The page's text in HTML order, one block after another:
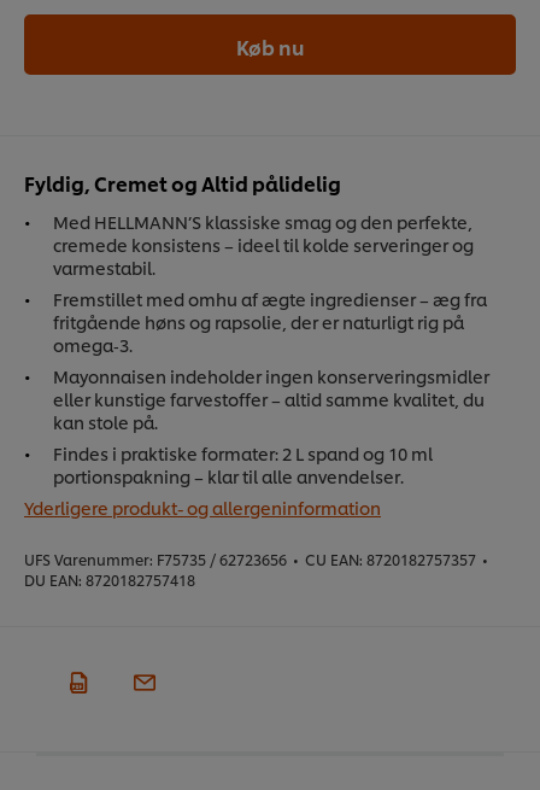
Fyldig, Cremet og Altid pålidelig
Med HELLMANN’S klassiske smag og den perfekte,
cremede konsistens – ideel til kolde serveringer og
varmestabil.
Fremstillet med omhu af ægte ingredienser – æg fra
fritgående høns og rapsolie, der er naturligt rig på
omega‑3.
Mayonnaisen indeholder ingen konserveringsmidler
eller kunstige farvestoffer – altid samme kvalitet, du
kan stole på.
Findes i praktiske formater: 2 L spand og 10 ml
portionspakning – klar til alle anvendelser.
Yderligere produkt- og allergeninformation
UFS Varenummer: F75735 / 62723656 • CU EAN: 8720182757357 •
DU EAN: 8720182757418
Køb nu